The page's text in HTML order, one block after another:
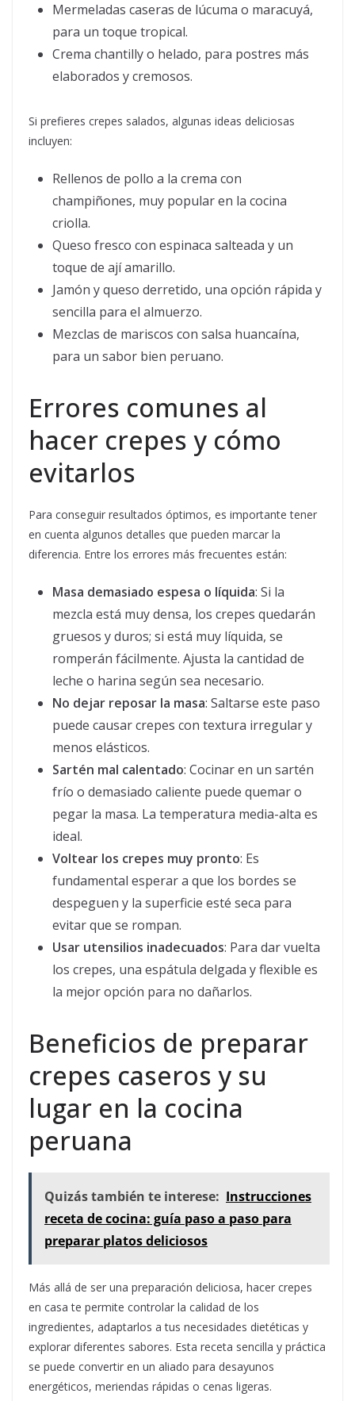
Mermeladas caseras de lúcuma o maracuyá,
para un toque tropical.
Crema chantilly o helado, para postres más
elaborados y cremosos.
Si prefieres crepes salados, algunas ideas deliciosas
incluyen:
Rellenos de pollo a la crema con
champiñones, muy popular en la cocina
criolla.
Queso fresco con espinaca salteada y un
toque de ají amarillo.
Jamón y queso derretido, una opción rápida y
sencilla para el almuerzo.
Mezclas de mariscos con salsa huancaína,
para un sabor bien peruano.
Errores comunes al
hacer crepes y cómo
evitarlos
Para conseguir resultados óptimos, es importante tener
en cuenta algunos detalles que pueden marcar la
diferencia. Entre los errores más frecuentes están:
Masa demasiado espesa o líquida: Si la
mezcla está muy densa, los crepes quedarán
gruesos y duros; si está muy líquida, se
romperán fácilmente. Ajusta la cantidad de
leche o harina según sea necesario.
No dejar reposar la masa: Saltarse este paso
puede causar crepes con textura irregular y
menos elásticos.
Sartén mal calentado: Cocinar en un sartén
frío o demasiado caliente puede quemar o
pegar la masa. La temperatura media-alta es
ideal.
Voltear los crepes muy pronto: Es
fundamental esperar a que los bordes se
despeguen y la superficie esté seca para
evitar que se rompan.
Usar utensilios inadecuados: Para dar vuelta
los crepes, una espátula delgada y flexible es
la mejor opción para no dañarlos.
Beneficios de preparar
crepes caseros y su
lugar en la cocina
peruana
Quizás también te interese: Instrucciones
receta de cocina: guía paso a paso para
preparar platos deliciosos
Más allá de ser una preparación deliciosa, hacer crepes
en casa te permite controlar la calidad de los
ingredientes, adaptarlos a tus necesidades dietéticas y
explorar diferentes sabores. Esta receta sencilla y práctica
se puede convertir en un aliado para desayunos
energéticos, meriendas rápidas o cenas ligeras.